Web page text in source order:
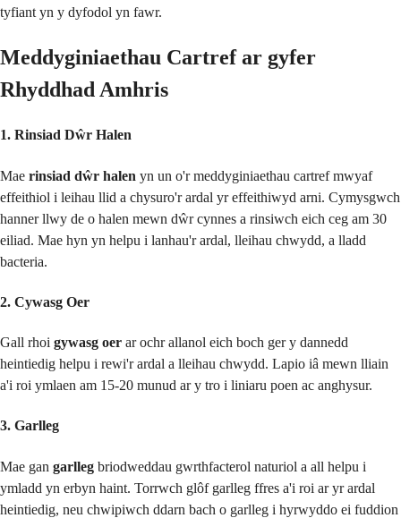
tyfiant yn y dyfodol yn fawr.
Meddyginiaethau Cartref ar gyfer
Rhyddhad Amhris
1. Rinsiad Dŵr Halen
Mae rinsiad dŵr halen yn un o'r meddyginiaethau cartref mwyaf
effeithiol i leihau llid a chysuro'r ardal yr effeithiwyd arni. Cymysgwch
hanner llwy de o halen mewn dŵr cynnes a rinsiwch eich ceg am 30
eiliad. Mae hyn yn helpu i lanhau'r ardal, lleihau chwydd, a lladd
bacteria.
2. Cywasg Oer
Gall rhoi gywasg oer ar ochr allanol eich boch ger y dannedd
heintiedig helpu i rewi'r ardal a lleihau chwydd. Lapio iâ mewn lliain
a'i roi ymlaen am 15-20 munud ar y tro i liniaru poen ac anghysur.
3. Garlleg
Mae gan garlleg briodweddau gwrthfacterol naturiol a all helpu i
ymladd yn erbyn haint. Torrwch glôf garlleg ffres a'i roi ar yr ardal
heintiedig, neu chwipiwch ddarn bach o garlleg i hyrwyddo ei fuddion